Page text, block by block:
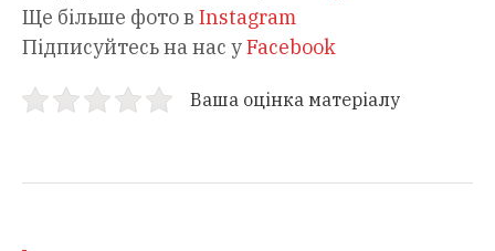
Ще більше фото в Instagram
Підписуйтесь на нас уFacebook
Ваша оцінка матеріалу